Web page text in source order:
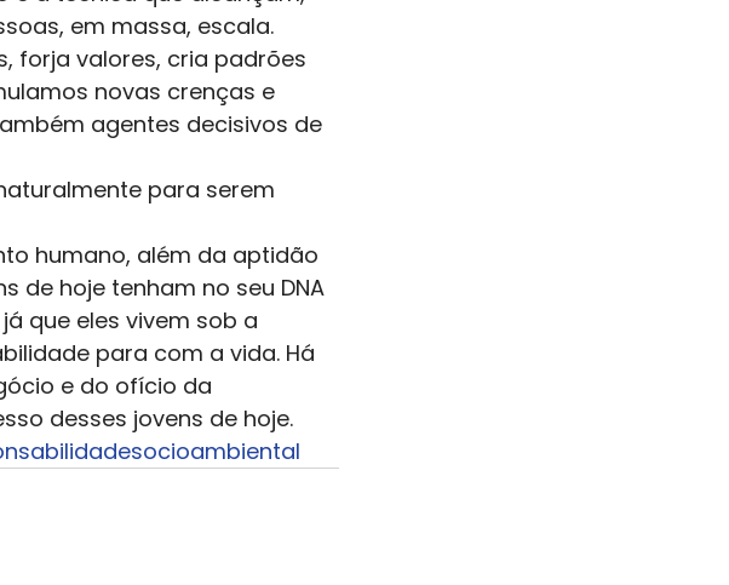
em massa, escala.
forja valores, cria padrões
novas crenças e
agentes decisivos de
para serem
humano, além da aptidão
de hoje tenham no seu DNA
que eles vivem sob a
para com a vida. Há
e do ofício da
desses jovens de hoje.